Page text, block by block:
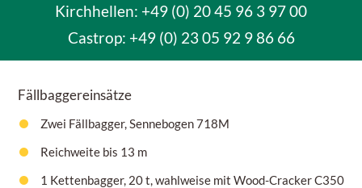
Kirchhellen: +49 (0) 20 45 96 3 97 00
Castrop: +49 (0) 23 05 92 9 86 66
Fällbaggereinsätze
Zwei Fällbagger, Sennebogen 718M
Reichweite bis 13 m
1 Kettenbagger, 20 t, wahlweise mit Wood-Cracker C350